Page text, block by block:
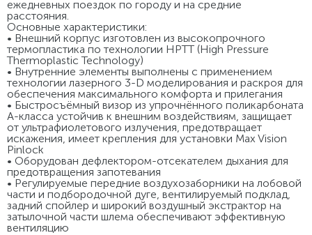
ежедневных поездок по городу и на средние
расстояния.
Основные характеристики:
• Внешний корпус изготовлен из высокопрочного
термопластика по технологии HPTT (High Pressure
Thermoplastic Technology)
• Внутренние элементы выполнены с применением
технологии лазерного 3-D моделирования и раскроя для
обеспечения максимального комфорта и прилегания
• Быстросъёмный визор из упрочнённого поликарбоната
А-класса устойчив к внешним воздействиям, защищает
от ультрафиолетового излучения, предотвращает
искажения, имеет крепления для установки Max Vision
Pinlock
• Оборудован дефлектором-отсекателем дыхания для
предотвращения запотевания
• Регулируемые передние воздухозаборники на лобовой
части и подбородочной дуге, вентилируемый подклад,
задний спойлер и широкий воздушный экстрактор на
затылочной части шлема обеспечивают эффективную
вентиляцию